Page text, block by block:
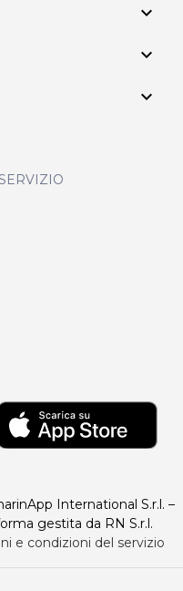
expand_more
expand_more
expand_more
International S.r.l. –
gestita da RN S.r.l.
e condizioni del servizio